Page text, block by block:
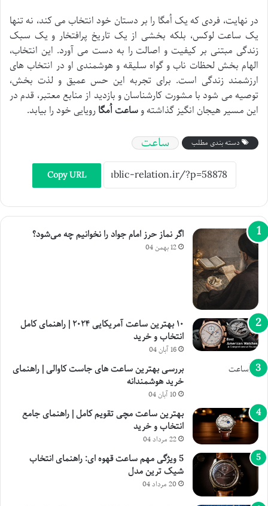
در نهایت، فردی که یک اُمگا را بر دستان خود انتخاب می کند، نه تنها
یک ساعت لوکس، بلکه بخشی از یک تاریخ پرافتخار و یک سبک
زندگی مبتنی بر کیفیت و اصالت را به دست می آورد. این انتخاب،
الهام بخش لحظات ناب و گواه سلیقه و هوشمندی او در انتخاب های
ارزشمند زندگی است. برای تجربه این حس عمیق و لذت بخش،
توصیه می شود با مشورت کارشناسان و بازدید از منابع معتبر، قدم در
این مسیر هیجان انگیز گذاشته وساعت اُمگارویایی خود را بیابد.
دسته بندی مطلب ساعت
Copy URL
اگر نماز حرز امام جواد را نخوانیم چه می‌شود؟
12 بهمن 04
۱۰ بهترین ساعت آمریکایی ۲۰۲۴ | راهنمای کامل
انتخاب و خرید
16 آبان 04
بررسی بهترین ساعت های جاست کاوالی | راهنمای
خرید هوشمندانه
10 آبان 04
بهترین ساعت مچی تقویم کامل | راهنمای جامع
انتخاب و خرید
22 مرداد 04
5 ویژگی مهم ساعت قهوه ای: راهنمای انتخاب
شیک ترین مدل
20 مرداد 04